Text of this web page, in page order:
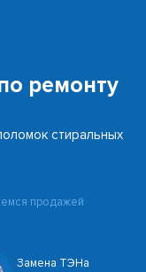
ремонту
стиральных
продажей
Замена ТЭНа